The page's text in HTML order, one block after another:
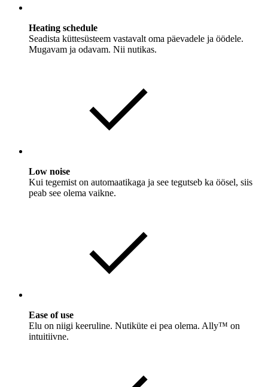
Heating schedule
Seadista küttesüsteem vastavalt oma päevadele ja öödele.
Mugavam ja odavam. Nii nutikas.
Low noise
Kui tegemist on automaatikaga ja see tegutseb ka öösel, siis
peab see olema vaikne.
Ease of use
Elu on niigi keeruline. Nutiküte ei pea olema. Ally™ on
intuitiivne.